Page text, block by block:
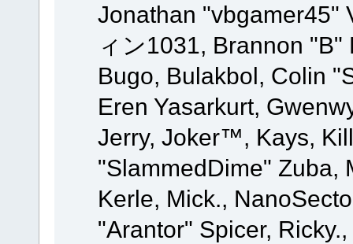
Jonathan "vbgamer45"
ィン1031, Brannon
Bugo, Bulakbol, Colin
Eren Yasarkurt,
Jerry, Joker™, Kays,
"SlammedDime" Zuba,
Kerle, Mick.,
"Arantor" Spicer,